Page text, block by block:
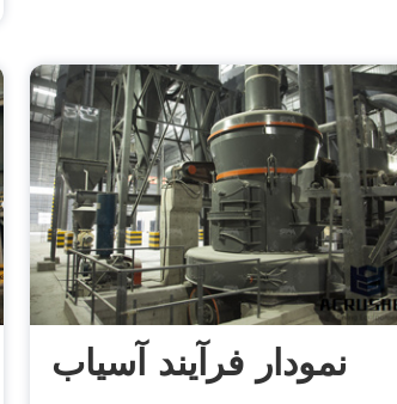
نمودار فرآیند آسیاب